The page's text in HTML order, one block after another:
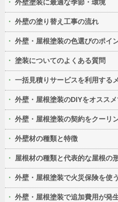
外壁塗装に最適な季節・環境
外壁の塗り替え工事の流れ
外壁・屋根塗装の色選びのポイ
塗装についてのよくある質問
一括見積りサービスを利用する
外壁・屋根塗装のDIYをオスス
外壁・屋根塗装の契約をクーリ
外壁材の種類と特徴
屋根材の種類と代表的な屋根の
外壁・屋根塗装で火災保険を使
外壁・屋根塗装で追加費用が発